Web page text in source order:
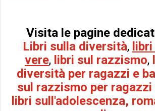
Visita le pagine
Libri sulla diversità,
vere, libri sul razzismo,
diversità per ragazzi e
sul razzismo per ragazzi
libri sull'adolescenza,